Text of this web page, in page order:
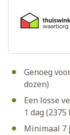
Genoeg
dozen)
Een losse
1 dag (2375
Minimaal 7